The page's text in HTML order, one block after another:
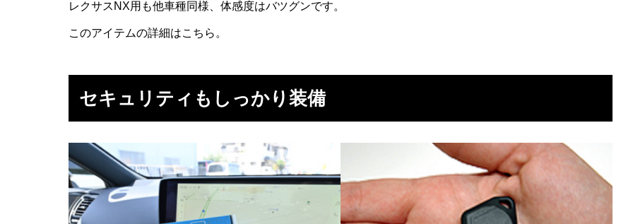
レクサスNX用も他車種同様、体感度はバツグンです。
このアイテムの詳細はこちら 。
セキュリティもしっかり装備